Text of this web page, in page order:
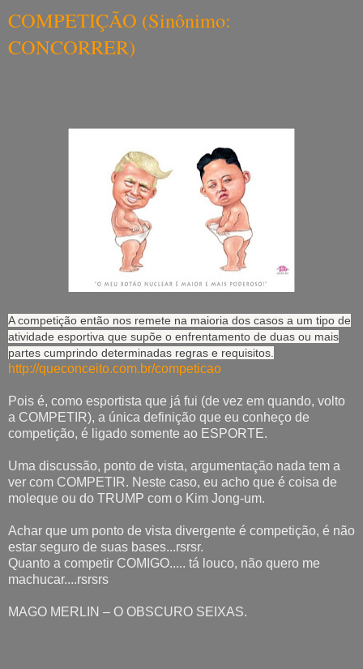
COMPETIÇÃO (Sinônimo:
CONCORRER)
A competição então nos remete na maioria dos casos a um tipo de
atividade esportiva que supõe o enfrentamento de duas ou mais
partes cumprindo determinadas regras e requisitos.
http://queconceito.com.br/competicao
Pois é, como esportista que já fui (de vez em quando, volto
a COMPETIR), a única definição que eu conheço de
competição, é ligado somente ao ESPORTE.
Uma discussão, ponto de vista, argumentação nada tem a
ver com COMPETIR. Neste caso, eu acho que é coisa de
moleque ou do TRUMP com o Kim Jong-um.
Achar que um ponto de vista divergente é competição, é não
estar seguro de suas bases...rsrsr.
Quanto a competir COMIGO..... tá louco, não quero me
machucar....rsrsrs
MAGO MERLIN – O OBSCURO SEIXAS.